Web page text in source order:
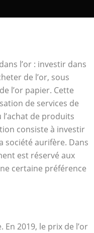
l’or : investir dans
de l’or, sous
l’or papier. Cette
de services de
de produits
consiste à investir
société aurifère. Dans
est réservé aux
certaine préférence
2019, le prix de l’or